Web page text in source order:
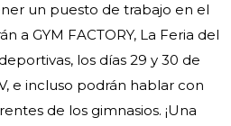
un puesto de trabajo en el
a GYM FACTORY, La Feria del
los días 29 y 30 de
e incluso podrán hablar con
de los gimnasios. ¡Una